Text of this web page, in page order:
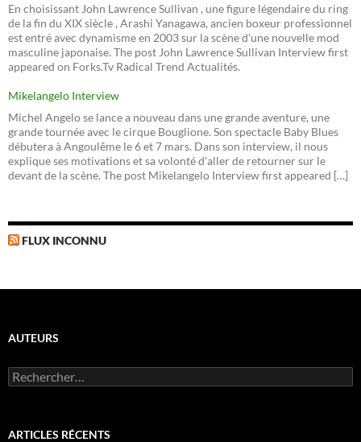
En choisissant John Lawrence Sullivan , une figure légendaire du ring
de la fin du XIX siècle , Arashi Yanagawa, ancien boxeur professionnel
est entré avec dynamisme en 2003 sur la scène d'une nouvelle mod
masculine japonaise. The post John Lawrence Sullivan Interview first
appeared on Forks.Tv Radical Trend Actualités.
Mikelangelo Interview
Michel Angelo se lance a nouveau dans une grande aventure, une
grande tournée avec le cirque Bouglione. Son spectacle Baby Blues
débutera à Angoulême le 6 et 7 mars. Dans son interview, il nous
explique ses motivations et sa volonté d'aller de retourner sur le
devant de la scène. The post Mikelangelo Interview first appeared […]
FLUX INCONNU
AUTEURS
R
e
e
ARTICLES RÉCENTS